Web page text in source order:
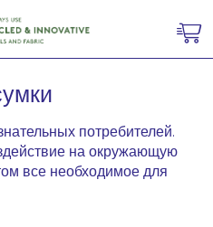
потребителей.
на окружающую
все необходимое для